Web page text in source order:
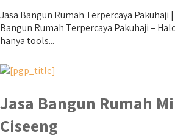
Jasa Bangun Rumah Terpercaya Pakuhaji
Bangun Rumah Terpercaya Pakuhaji –
hanya tools...
Jasa Bangun Rumah
Ciseeng